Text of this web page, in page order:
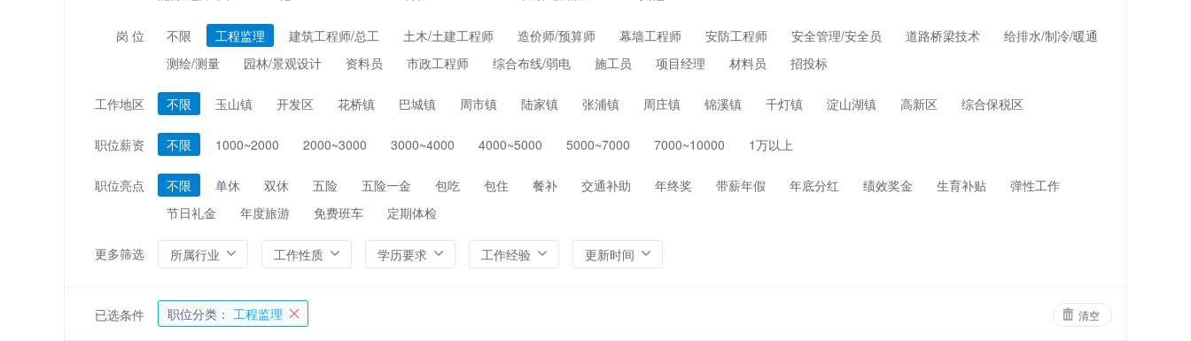
岗 位 不限 工程监理 建筑工程师/总工 土木/土建工程师 造价师/预算师 幕墙工程师 安防工程师 安全管理/安全员 道路桥梁技术
给排水/制冷/暖通
测绘/测量
园林/景观设计 资料员 市政工程师 综合布线/弱电 施工员 项目经理 材料员 招投标
工作地区 不限 玉山镇 开发区 花桥镇 巴城镇 周市镇 陆家镇 张浦镇 周庄镇 锦溪镇 千灯镇 淀山湖镇 高新区 综合保税区
职位薪资 不限 1000~2000 2000~3000 3000~4000 4000~5000 5000~7000 7000~10000 1万以上
职位亮点 不限 单休 双休 五险 五险一金 包吃 包住 餐补 交通补助 年终奖 带薪年假 年底分红 绩效奖金 生育补贴
弹性工作
节日礼金
年度旅游 免费班车 定期体检
更多筛选 所属行业 工作性质 学历要求 工作经验 更新时间
已选条件 职位分类： 工程监理 清空